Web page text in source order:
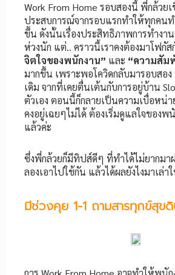
Work From Home รอบสองนี้ พี่กล้วยเ
ประสบการณ์จากรอบแรกทำให้ทุกคนท
ขึ้น ดังนั้นเรื่องประสิทธิภาพการทำงาน
ห่วงนัก แต่.. คราวนี้เราคงต้องมาโฟกัส
จิตใจของพนักงาน” และ “ความสัม
มากขึ้น เพราะพอโควิดกลับมารอบสอ
เดิม จากที่เคยตื่นเต้นกับการอยู่บ้าน
ตัวเอง ตอนนี้ก็กลายเป็นความเบื่อหน่า
คงอยู่เฉยๆไม่ได้ ต้องเริ่มดูแลใจของ
แล้วค่ะ
ซึ่งพี่กล้วยก็มีทิปส์ดีๆ ที่ทำได้ไม่ยากมา
ลองเอาไปใช้กัน แล้วได้ผลยังไงมาเล่า
มีช่วงคุย 1-1 ถามสารทุกข์สุข